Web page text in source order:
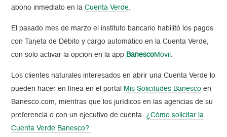
abono inmediato en laCuenta Verde.
El pasado mes de marzo el instituto bancario habilitó los pagos
con Tarjeta de Débito y cargo automático en la Cuenta Verde,
con solo activar la opción en la app BanescoMóvil .
Los clientes naturales interesados en abrir una Cuenta Verde lo
pueden hacer en línea en el portal
Mis Solicitudes Banesco en
Banesco.com, mientras que los jurídicos en las agencias de su
preferencia o con un ejecutivo de cuenta. ¿Cómo solicitar la
Cuenta Verde Banesco?